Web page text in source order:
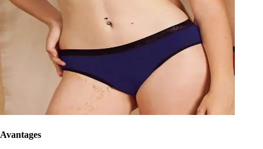
Avantages